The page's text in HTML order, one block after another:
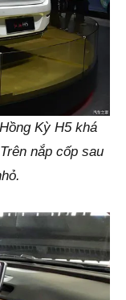
Kỳ H5 khá
nắp cốp sau